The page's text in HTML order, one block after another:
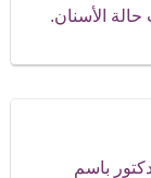
الأسنان.
باسم